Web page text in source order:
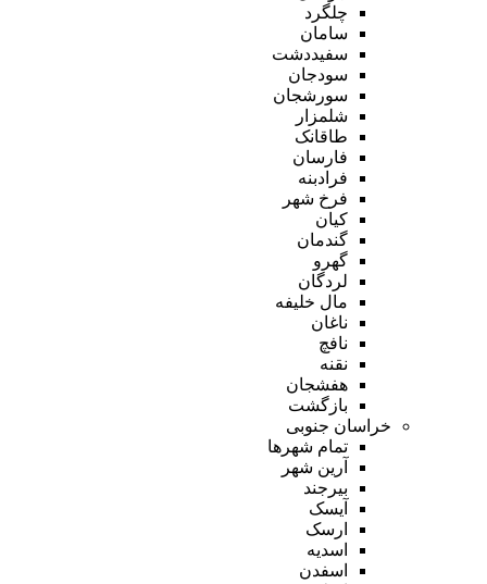
چلگرد
سامان
سفیددشت
سودجان
سورشجان
شلمزار
طاقانک
فارسان
فرادبنه
فرخ شهر
کیان
گندمان
گهرو
لردگان
مال خلیفه
ناغان
نافچ
نقنه
هفشجان
بازگشت
خراسان جنوبی
تمام شهر‌ها
آرین شهر
بیرجند
آیسک
ارسک
اسدیه
اسفدن